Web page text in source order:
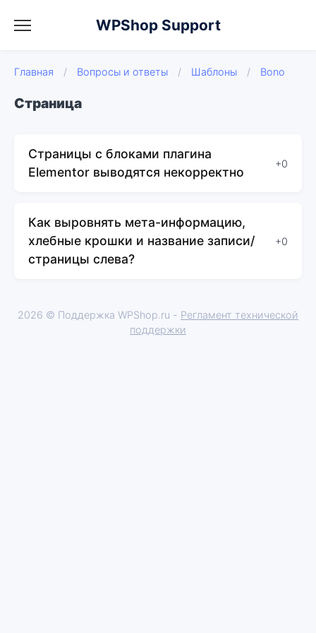
WPShop Support
Главная / Вопросы и ответы / Шаблоны / Bono
Страница
Страницы с блоками плагина
Elementor выводятся некорректно
+0
Как выровнять мета-информацию,
хлебные крошки и название записи/
страницы слева?
+0
2026 © Поддержка WPShop.ru - Регламент технической
поддержки